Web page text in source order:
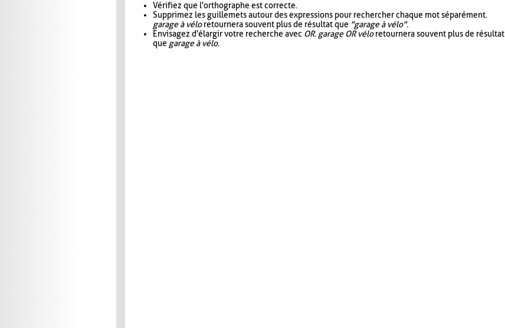
Vérifiez que l'orthographe est correcte.
Supprimez les guillemets autour des expressions pour rechercher chaque mot séparément.
garage à véloretournera souvent plus de résultat que "garage à vélo".
Envisagez d'élargir votre recherche avec OR. garage OR véloretournera souvent plus de résultat
que garage à vélo.